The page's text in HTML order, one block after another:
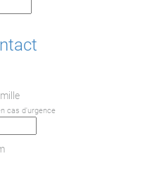
cas d'urgence